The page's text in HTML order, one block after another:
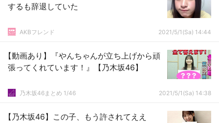
するも辞退していた
AKBフレンド 2021/5/1(Sa) 14:44
【動画あり】『やんちゃんが立ち上げから頑
張ってくれています！』【乃木坂46】
乃木坂46まとめ 1/46 2021/5/1(Sa) 14:38
【乃木坂46】この子、もう許されてええ